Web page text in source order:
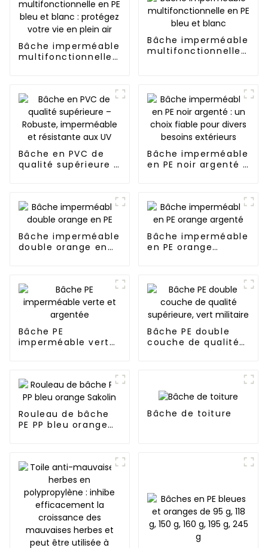
Bâche imperméable
multifonctionnelle
air
Bâche imperméable
multifonctionnelle
Bâche en PVC de
qualité supérieure –
Bâche imperméable
en PE noir argenté :
Bâche imperméable
double orange en
Bâche imperméable
en PE orange
Bâche PE
imperméable verte
Bâche PE double
couche de qualité
Rouleau de bâche
PE PP bleu orange
Bâche de toiture